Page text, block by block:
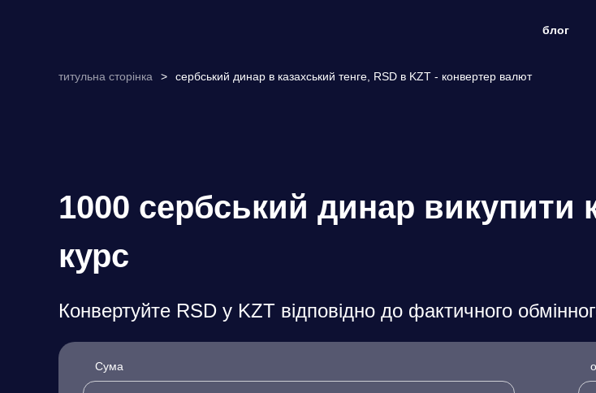
блог
титульна сторінка > сербський динар в казахський тенге, RSD в KZT - конвертер валют
1000 сербський динар викупити
курс
Конвертуйте RSD у KZT відповідно до фактичного
Сума